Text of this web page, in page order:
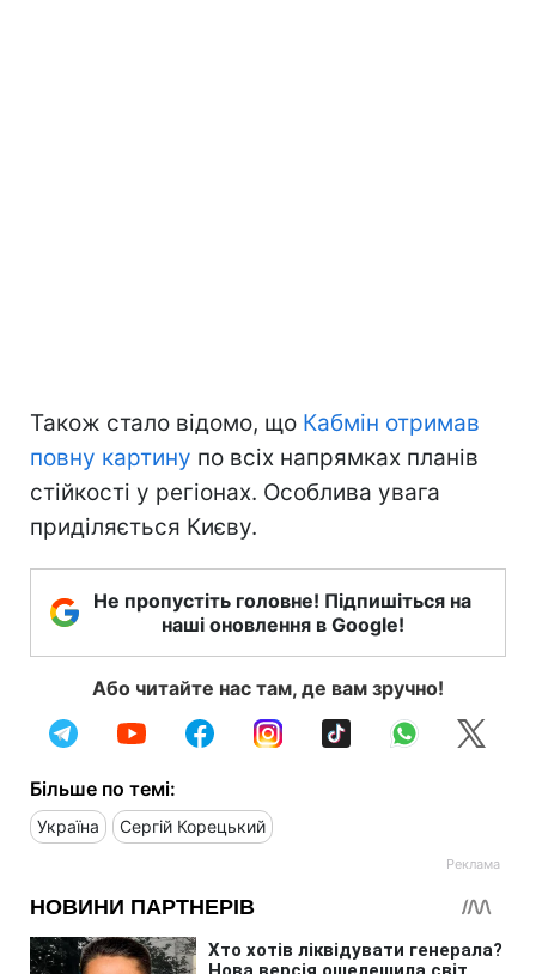
Також стало відомо, що Кабмін отримав
повну картину по всіх напрямках планів
стійкості у регіонах. Особлива увага
приділяється Києву.
Не пропустіть головне! Підпишіться на
наші оновлення в Google!
Або читайте нас там, де вам зручно!
Більше по темі:
Україна Сергій Корецький